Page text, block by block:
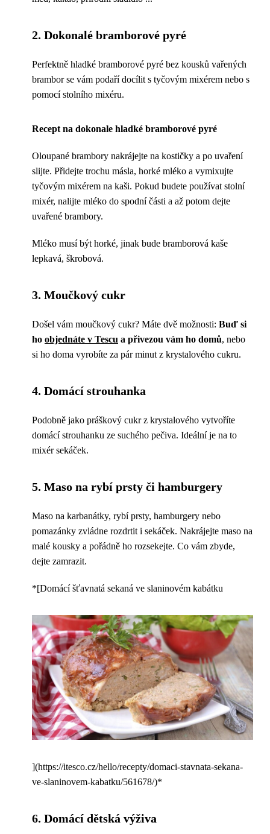
2. Dokonalé bramborové pyré
Perfektně hladké bramborové pyré bez kousků vařených
brambor se vám podaří docílit s tyčovým mixérem nebo s
pomocí stolního mixéru.
Recept na dokonale hladké bramborové pyré
Oloupané brambory nakrájejte na kostičky a po uvaření
slijte. Přidejte trochu másla, horké mléko a vymixujte
tyčovým mixérem na kaši. Pokud budete používat stolní
mixér, nalijte mléko do spodní části a až potom dejte
uvařené brambory.
Mléko musí být horké, jinak bude bramborová kaše
lepkavá, škrobová.
3. Moučkový cukr
Došel vám moučkový cukr? Máte dvě možnosti: Buď si
ho objednáte v Tescu a přivezou vám ho domů, nebo
si ho doma vyrobíte za pár minut z krystalového cukru.
4. Domácí strouhanka
Podobně jako práškový cukr z krystalového vytvoříte
domácí strouhanku ze suchého pečiva. Ideální je na to
mixér sekáček.
5. Maso na rybí prsty či hamburgery
Maso na karbanátky, rybí prsty, hamburgery nebo
pomazánky zvládne rozdrtit i sekáček. Nakrájejte maso na
malé kousky a pořádně ho rozsekejte. Co vám zbyde,
dejte zamrazit.
*[Domácí šťavnatá sekaná ve slaninovém kabátku
](https://itesco.cz/hello/recepty/domaci-stavnata-sekana-
ve-slaninovem-kabatku/561678/)*
6. Domácí dětská výživa